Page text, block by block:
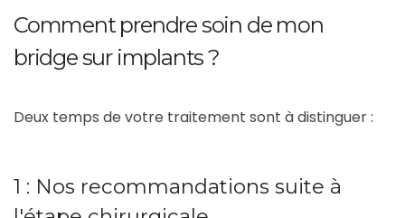
Comment prendre soin de mon
bridge sur implants ?
Deux temps de votre traitement sont à distinguer :
1 : Nos recommandations suite à